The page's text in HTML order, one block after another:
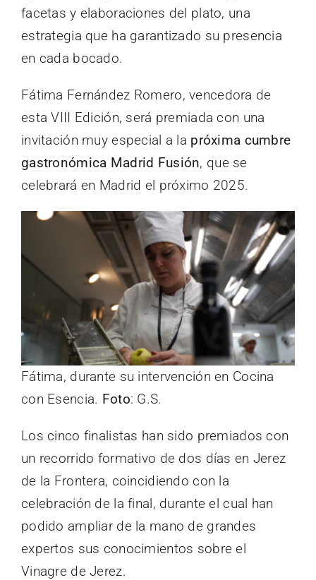
facetas y elaboraciones del plato, una
estrategia que ha garantizado su presencia
en cada bocado.
Fátima Fernández Romero, vencedora de
esta VIII Edición, será premiada con una
invitación muy especial a la próxima cumbre
gastronómica Madrid Fusión, que se
celebrará en Madrid el próximo 2025.
Fátima, durante su intervención en Cocina
con Esencia. Foto: G.S.
Los cinco finalistas han sido premiados con
un recorrido formativo de dos días en Jerez
de la Frontera, coincidiendo con la
celebración de la final, durante el cual han
podido ampliar de la mano de grandes
expertos sus conocimientos sobre el
Vinagre de Jerez.